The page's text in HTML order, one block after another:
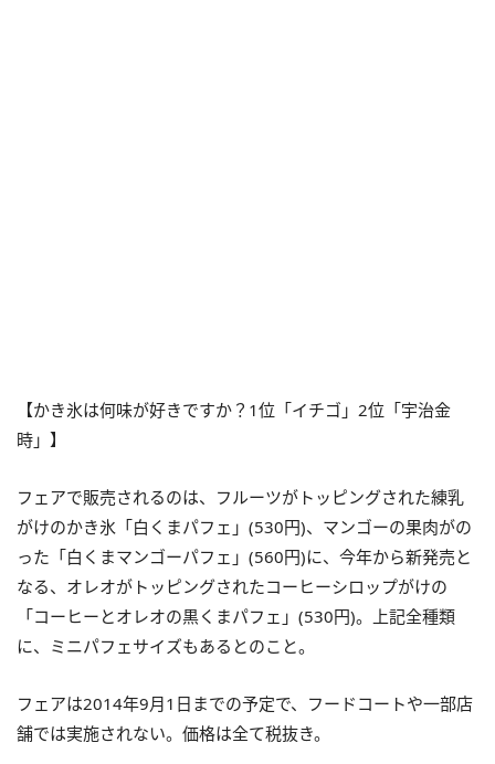
【かき氷は何味が好きですか？1位「イチゴ」2位「宇治金
時」】
フェアで販売されるのは、フルーツがトッピングされた練乳
がけのかき氷「白くまパフェ」(530円)、マンゴーの果肉がの
った「白くまマンゴーパフェ」(560円)に、今年から新発売と
なる、オレオがトッピングされたコーヒーシロップがけの
「コーヒーとオレオの黒くまパフェ」(530円)。上記全種類
に、ミニパフェサイズもあるとのこと。
フェアは2014年9月1日までの予定で、フードコートや一部店
舗では実施されない。価格は全て税抜き。